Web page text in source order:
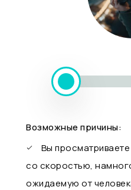
Возможные причины:
Вы
со скоростью,
ожидаемую от